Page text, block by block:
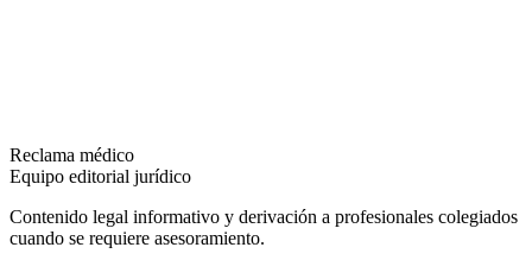
Reclama médico
Equipo editorial jurídico
Contenido legal informativo y derivación a profesionales colegiados
cuando se requiere asesoramiento.